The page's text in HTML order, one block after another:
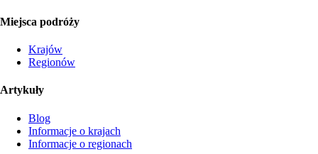
Miejsca podróży
Krajów
Regionów
Artykuły
Blog
Informacje o krajach
Informacje o regionach